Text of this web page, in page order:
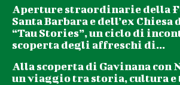
Aperture straordinarie della
Santa Barbara e dell’ex Chiesa
“Tau Stories”, un ciclo di
scoperta degli affreschi di...
Alla scoperta di Gavinana con
un viaggio tra storia, cultura